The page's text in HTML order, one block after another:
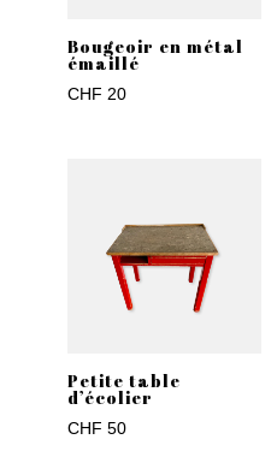
Bougeoir en métal
émaillé
CHF 20
Petite table
d’écolier
CHF 50